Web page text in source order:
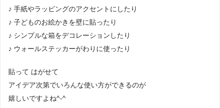
♪ 手紙やラッピングのアクセントにしたり
♪ 子どものお絵かきを壁に貼ったり
♪ シンプルな箱をデコレーションしたり
♪ ウォールステッカーがわりに使ったり
貼って はがせて
アイデア次第でいろんな使い方ができるのが
嬉しいですよね^-^